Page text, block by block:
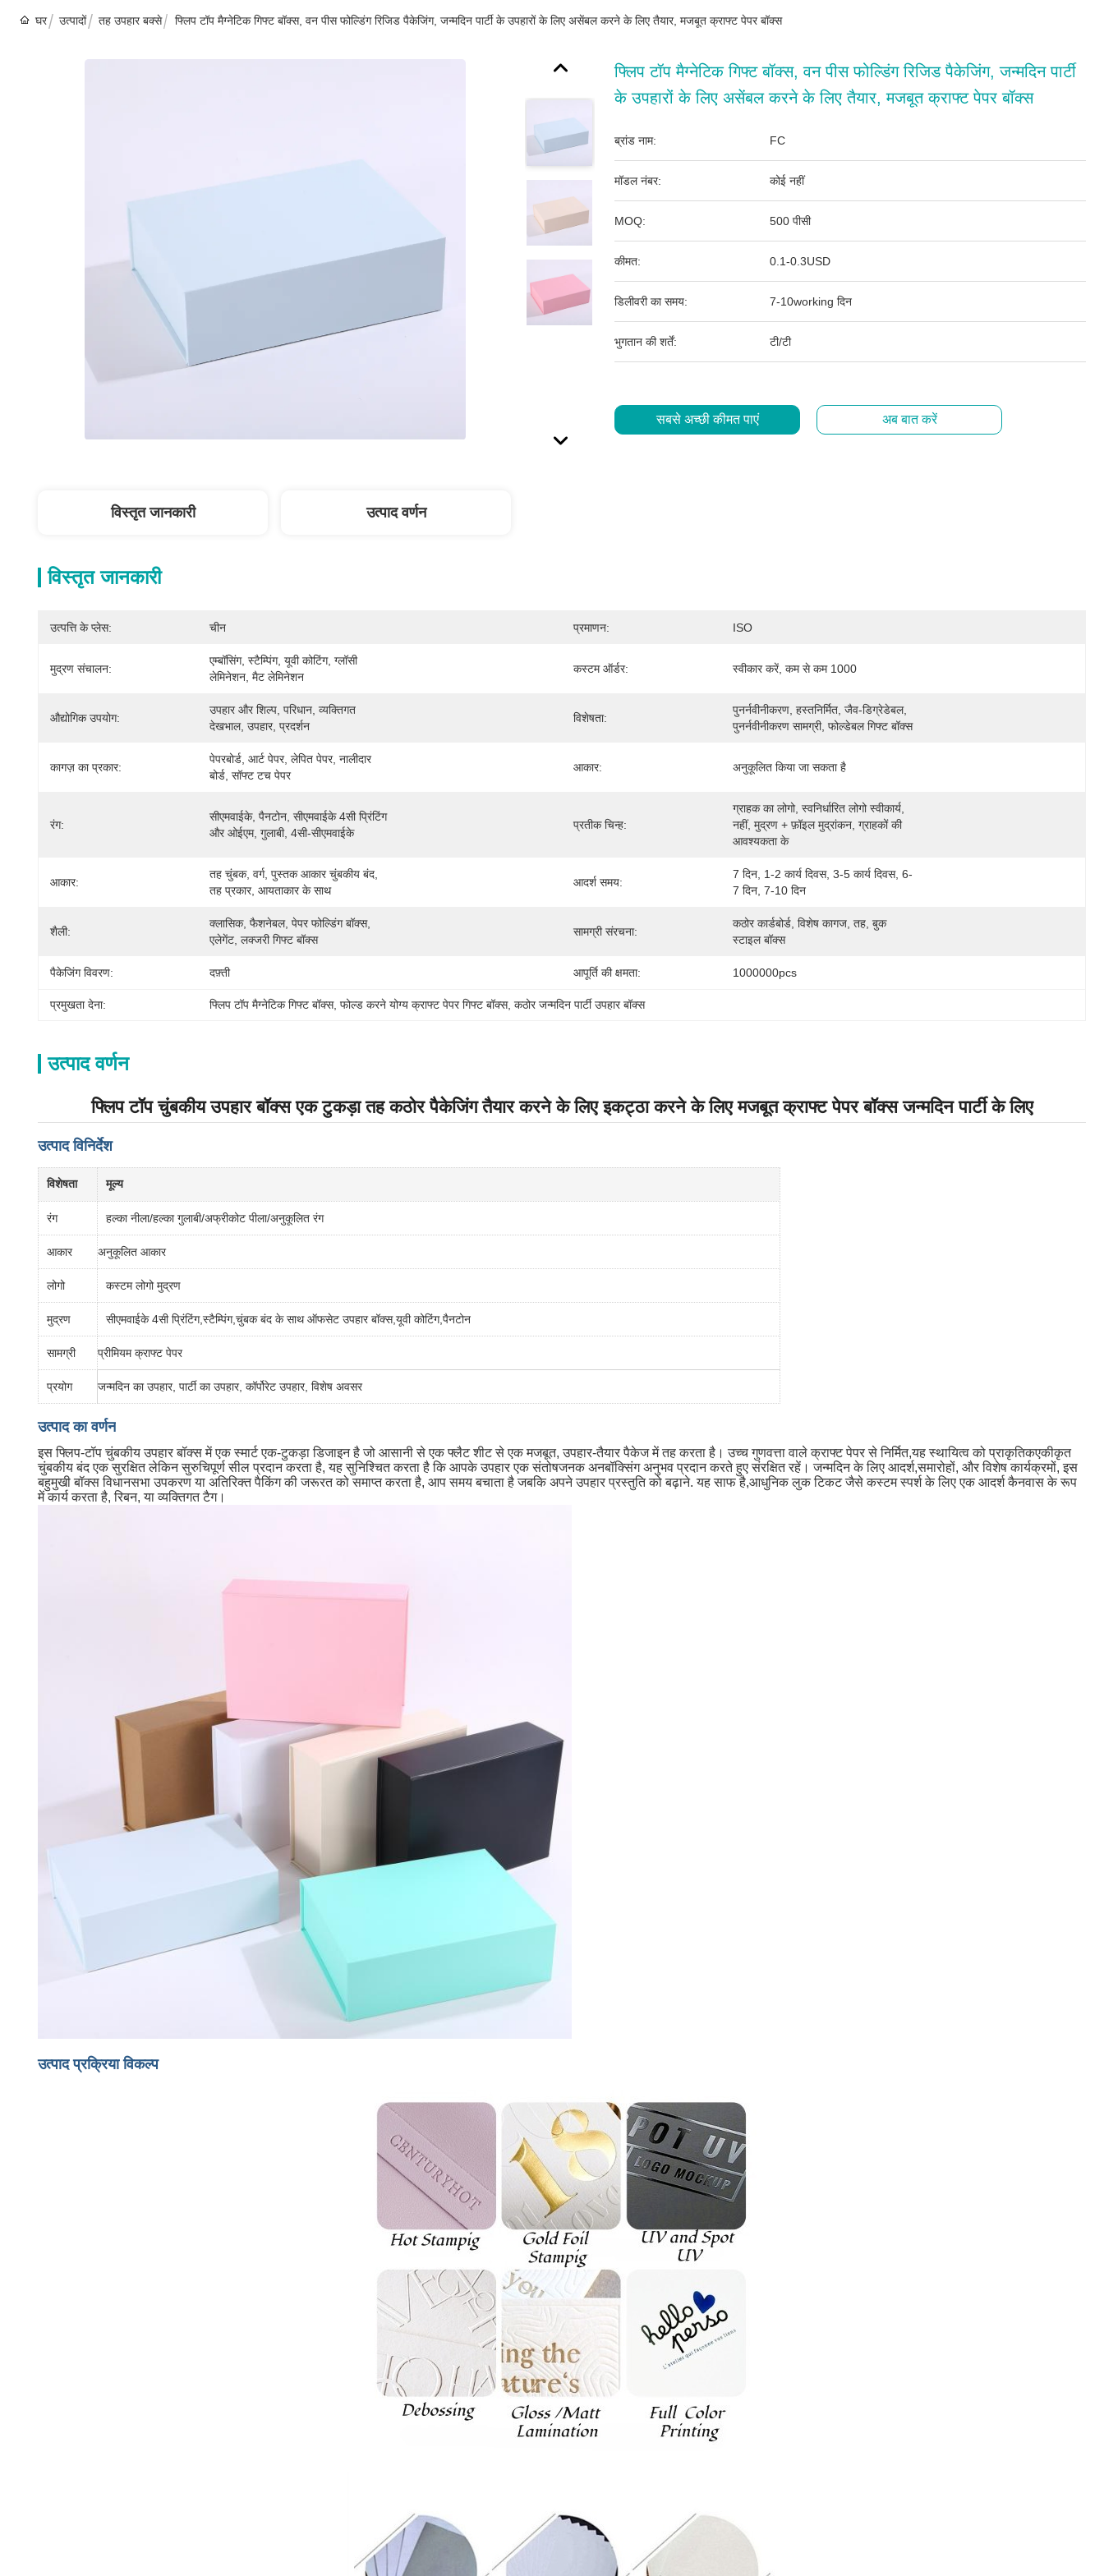
घर उत्पादों तह उपहार बक्से फ्लिप टॉप मैग्नेटिक गिफ्ट बॉक्स, वन पीस फोल्डिंग रिजिड पैकेजिंग, जन्मदिन पार्टी के उपहारों के लिए असेंबल करने के लिए तैयार, मजबूत क्राफ्ट पेपर बॉक्स
फ्लिप टॉप मैग्नेटिक गिफ्ट बॉक्स, वन पीस फोल्डिंग रिजिड पैकेजिंग, जन्मदिन पार्टी
के उपहारों के लिए असेंबल करने के लिए तैयार, मजबूत क्राफ्ट पेपर बॉक्स
ब्रांड नाम: FC
मॉडल नंबर: कोई नहीं
MOQ: 500 पीसी
कीमत: 0.1-0.3USD
डिलीवरी का समय: 7-10working दिन
भुगतान की शर्तें: टी/टी
सबसे अच्छी कीमत पाएं अब बात करें
विस्तृत जानकारी उत्पाद वर्णन
विस्तृत जानकारी
उत्पत्ति के प्लेस: चीन प्रमाणन: ISO
मुद्रण संचालन:
एम्बॉसिंग, स्टैम्पिंग, यूवी कोटिंग, ग्लॉसी
लेमिनेशन, मैट लेमिनेशन
कस्टम ऑर्डर: स्वीकार करें, कम से कम 1000
औद्योगिक उपयोग:
उपहार और शिल्प, परिधान, व्यक्तिगत
देखभाल, उपहार, प्रदर्शन
विशेषता:
पुनर्नवीनीकरण, हस्तनिर्मित, जैव-डिग्रेडेबल,
पुनर्नवीनीकरण सामग्री, फोल्डेबल गिफ्ट बॉक्स
कागज़ का प्रकार:
पेपरबोर्ड, आर्ट पेपर, लेपित पेपर, नालीदार
बोर्ड, सॉफ्ट टच पेपर
आकार: अनुकूलित किया जा सकता है
रंग:
सीएमवाईके, पैनटोन, सीएमवाईके 4सी प्रिंटिंग
और ओईएम, गुलाबी, 4सी-सीएमवाईके
प्रतीक चिन्ह:
ग्राहक का लोगो, स्वनिर्धारित लोगो स्वीकार्य,
नहीं, मुद्रण + फ़ॉइल मुद्रांकन, ग्राहकों की
आवश्यकता के
आकार:
तह चुंबक, वर्ग, पुस्तक आकार चुंबकीय बंद,
तह प्रकार, आयताकार के साथ
आदर्श समय:
7 दिन, 1-2 कार्य दिवस, 3-5 कार्य दिवस, 6-
7 दिन, 7-10 दिन
शैली:
क्लासिक, फैशनेबल, पेपर फोल्डिंग बॉक्स,
एलेगेंट, लक्जरी गिफ्ट बॉक्स
सामग्री संरचना:
कठोर कार्डबोर्ड, विशेष कागज, तह, बुक
स्टाइल बॉक्स
पैकेजिंग विवरण: दफ़्ती आपूर्ति की क्षमता: 1000000pcs
प्रमुखता देना: फ्लिप टॉप मैग्नेटिक गिफ्ट बॉक्स, फोल्ड करने योग्य क्राफ्ट पेपर गिफ्ट बॉक्स, कठोर जन्मदिन पार्टी उपहार बॉक्स
उत्पाद वर्णन
फ्लिप टॉप चुंबकीय उपहार बॉक्स एक टुकड़ा तह कठोर पैकेजिंग तैयार करने के लिए इकट्ठा करने के लिए मजबूत क्राफ्ट पेपर बॉक्स जन्मदिन पार्टी के लिए
उत्पाद विनिर्देश
विशेषता मूल्य
रंग हल्का नीला/हल्का गुलाबी/अफ्रीकोट पीला/अनुकूलित रंग
आकार अनुकूलित आकार
लोगो कस्टम लोगो मुद्रण
मुद्रण सीएमवाईके 4सी प्रिंटिंग,स्टैम्पिंग,चुंबक बंद के साथ ऑफसेट उपहार बॉक्स,यूवी कोटिंग,पैनटोन
सामग्री प्रीमियम क्राफ्ट पेपर
प्रयोग जन्मदिन का उपहार, पार्टी का उपहार, कॉर्पोरेट उपहार, विशेष अवसर
उत्पाद का वर्णन
इस फ्लिप-टॉप चुंबकीय उपहार बॉक्स में एक स्मार्ट एक-टुकड़ा डिजाइन है जो आसानी से एक फ्लैट शीट से एक मजबूत, उपहार-तैयार पैकेज में तह करता है। उच्च गुणवत्ता वाले क्राफ्ट पेपर से निर्मित,यह स्थायित्व को प्राकृतिकएकीकृत
चुंबकीय बंद एक सुरक्षित लेकिन सुरुचिपूर्ण सील प्रदान करता है, यह सुनिश्चित करता है कि आपके उपहार एक संतोषजनक अनबॉक्सिंग अनुभव प्रदान करते हुए संरक्षित रहें। जन्मदिन के लिए आदर्श,समारोहों, और विशेष कार्यक्रमों, इस
बहुमुखी बॉक्स विधानसभा उपकरण या अतिरिक्त पैकिंग की जरूरत को समाप्त करता है, आप समय बचाता है जबकि अपने उपहार प्रस्तुति को बढ़ाने. यह साफ है,आधुनिक लुक टिकट जैसे कस्टम स्पर्श के लिए एक आदर्श कैनवास के रूप
में कार्य करता है, रिबन, या व्यक्तिगत टैग।
उत्पाद प्रक्रिया विकल्प